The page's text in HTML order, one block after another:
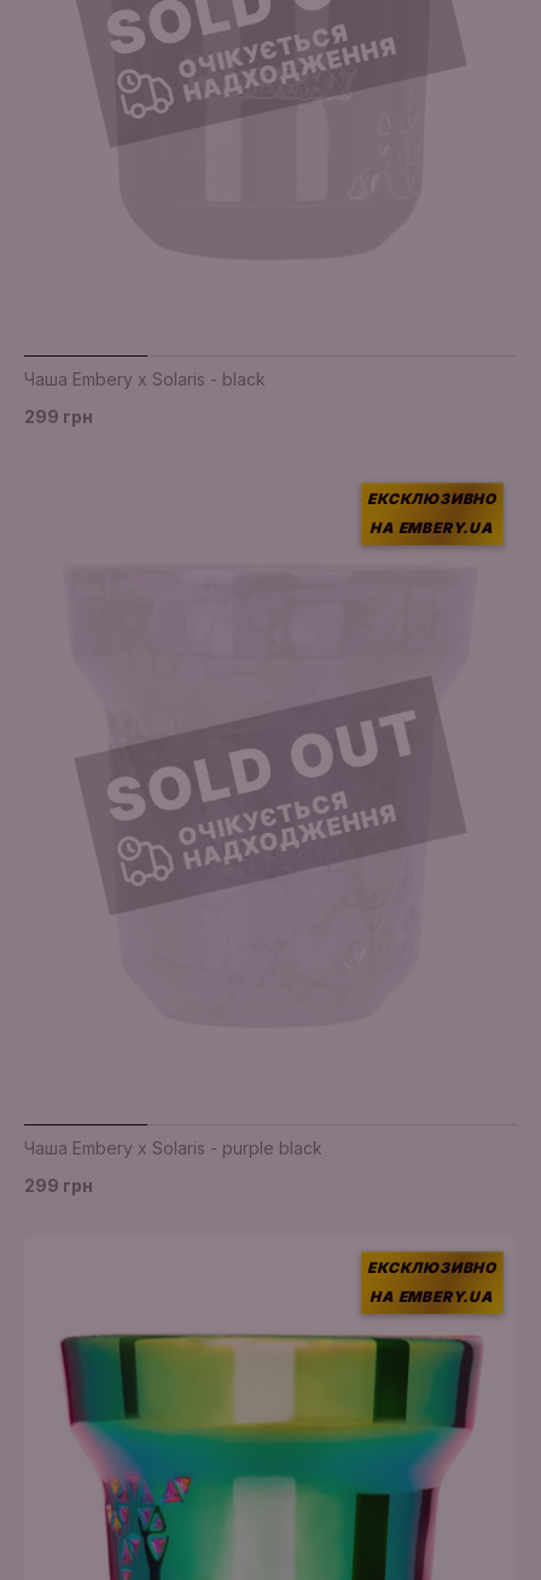
Чаша Embery x Solaris - black
299 грн
ЕКСКЛЮЗИВНО
НА EMBERY.UA
Чаша Embery x Solaris - purple black
299 грн
ЕКСКЛЮЗИВНО
НА EMBERY.UA